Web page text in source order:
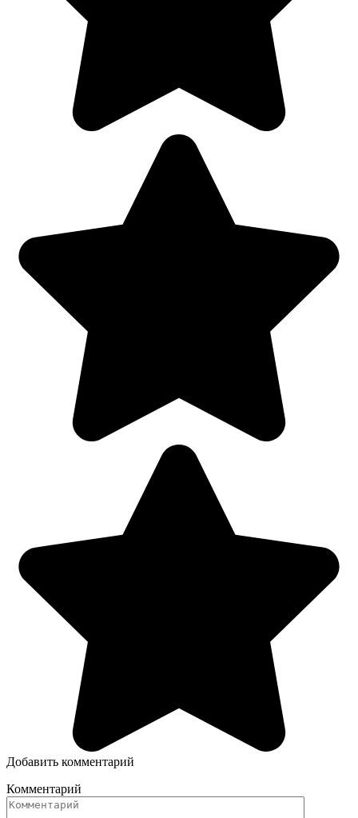
Добавить комментарий
Комментарий